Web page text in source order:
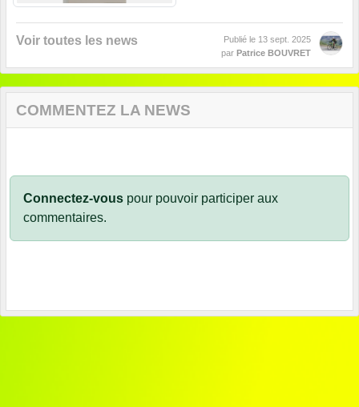
Voir toutes les news Publié le 13 sept. 2025
par Patrice BOUVRET
COMMENTEZ LA NEWS
Connectez-vous pour pouvoir participer aux
commentaires.